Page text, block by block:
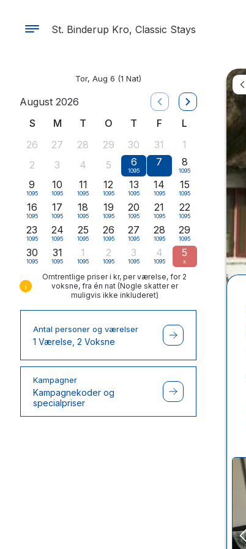
St. Binderup Kro, Classic Stays
Tor, Aug 6 (1 Nat)
August 2026
S
M T O T F
L
26
27 28 29 30 31
1
2
3 4 5 6
1095
7 8
1095
9
1095
10
1095
11
1095
12
1095
13
1095
14
1095
15
1095
16
1095
17
1095
18
1095
19
1095
20
1095
21
1095
22
1095
23
1095
24
1095
25
1095
26
1095
27
1095
28
1095
29
1095
30
1095
31
1095
1
1095
2
1095
3
1095
4
1095
5
x
Omtrentlige priser i kr, per værelse, for 2
voksne, fra én nat (Nogle skatter er
muligvis ikke inkluderet)
Antal personer og værelser
1 Værelse, 2 Voksne
Kampagner
Kampagnekoder og
specialpriser